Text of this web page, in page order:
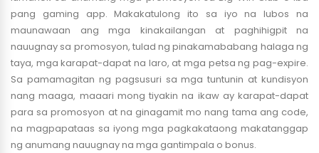
pang gaming app. Makakatulong ito sa iyo na lubos na
maunawaan ang mga kinakailangan at paghihigpit na
nauugnay sa promosyon, tulad ng pinakamababang halaga ng
taya, mga karapat-dapat na laro, at mga petsa ng pag-expire.
Sa pamamagitan ng pagsusuri sa mga tuntunin at kundisyon
nang maaga, maaari mong tiyakin na ikaw ay karapat-dapat
para sa promosyon at na ginagamit mo nang tama ang code,
na magpapataas sa iyong mga pagkakataong makatanggap
ng anumang nauugnay na mga gantimpala o bonus.